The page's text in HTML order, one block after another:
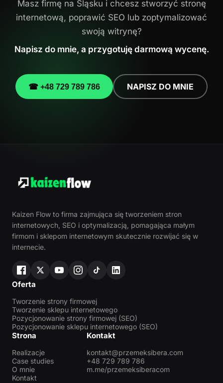
Masz firmę na Śląsku i chcesz stworzyć stronę
internetową, poprawić SEO lub zoptymalizować
swoją witrynę?
Napisz do mnie, a przygotuję darmową wycenę.
☎ +48 729 789 786 NAPISZ DO MNIE
Kaizen Flow to firma zajmująca się tworzeniem stron
internetowych, SEO i optymalizacją, pomagająca małym
firmom i sklepom internetowym skutecznie rozwijać się w
internecie.
Oferta
Tworzenie strony firmowej
Tworzenie sklepu internetowego
Pozycjonowanie strony firmowej (SEO)
Pozycjonowanie sklepu internetowego (SEO)
Strona
Realizacje
Case studies
O mnie
Kontakt
Kontakt
kontakt@przemeksibera.com
+48 729 789 786
m.me/przemeksiberacom